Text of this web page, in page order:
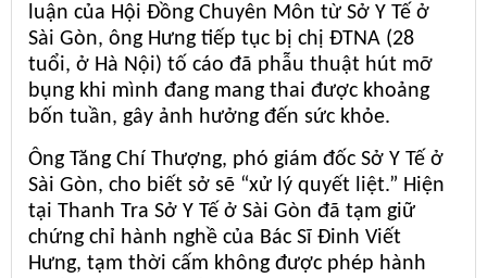
luận của Hội Đồng Chuyên Môn từ Sở Y Tế ở
Sài Gòn, ông Hưng tiếp tục bị chị ĐTNA (28
tuổi, ở Hà Nội) tố cáo đã phẫu thuật hút mỡ
bụng khi mình đang mang thai được khoảng
bốn tuần, gây ảnh hưởng đến sức khỏe.
Ông Tăng Chí Thượng, phó giám đốc Sở Y Tế ở
Sài Gòn, cho biết sở sẽ “xử lý quyết liệt.” Hiện
tại Thanh Tra Sở Y Tế ở Sài Gòn đã tạm giữ
chứng chỉ hành nghề của Bác Sĩ Đinh Viết
Hưng, tạm thời cấm không được phép hành